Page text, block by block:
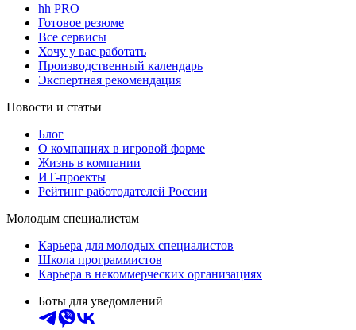
hh PRO
Готовое резюме
Все сервисы
Хочу у вас работать
Производственный календарь
Экспертная рекомендация
Новости и статьи
Блог
О компаниях в игровой форме
Жизнь в компании
ИТ-проекты
Рейтинг работодателей России
Молодым специалистам
Карьера для молодых специалистов
Школа программистов
Карьера в некоммерческих организациях
Боты для уведомлений